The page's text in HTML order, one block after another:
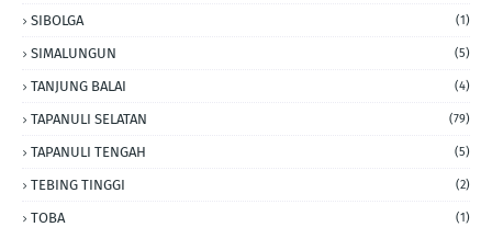
SIBOLGA (1)
SIMALUNGUN (5)
TANJUNG BALAI (4)
TAPANULI SELATAN (79)
TAPANULI TENGAH (5)
TEBING TINGGI (2)
TOBA (1)